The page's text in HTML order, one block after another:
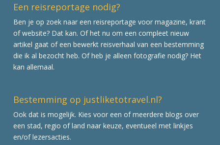
Een reisreportage nodig?
Ben je op zoek naar een reisreportage voor magazine, krant
of website? Dat kan. Of het nu om een compleet nieuw
artikel gaat of een bewerkt reisverhaal van een bestemming
die ik al bezocht heb. Of heb je alleen fotografie nodig? Het
kan allemaal.
Bestemming op justliketotravel.nl?
Ook dat is mogelijk. Kies voor een of meerdere blogs over
een stad, regio of land naar keuze, eventueel met linkjes
en/of lezersacties.